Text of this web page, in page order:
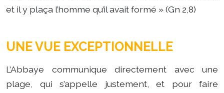
et il y plaça l’homme qu’il avait formé » (Gn 2,8)
UNE VUE EXCEPTIONNELLE
L’Abbaye communique directement avec une
plage, qui s’appelle justement, et pour faire